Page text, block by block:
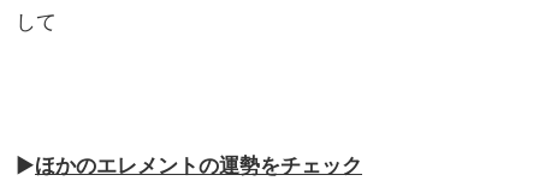
して
▶︎ほかのエレメントの運勢をチェック